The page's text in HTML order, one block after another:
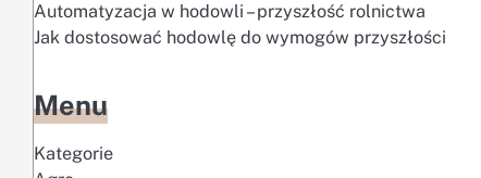
Automatyzacja w hodowli – przyszłość rolnictwa
Jak dostosować hodowlę do wymogów przyszłości
Menu
Kategorie